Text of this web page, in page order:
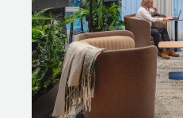
Fotografie: Claartje ten Have